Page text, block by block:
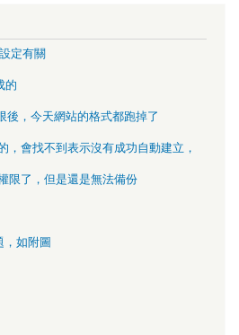
定有關
的
後，今天網站的格式都跑掉了
，會找不到表示沒有成功自動建立，
限了，但是還是無法備份
，如附圖